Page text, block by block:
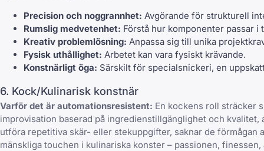
Precision och noggrannhet: Avgörande för strukturell
Rumslig medvetenhet: Förstå hur komponenter passar i
Kreativ problemlösning: Anpassa sig till unika
Fysisk uthållighet: Arbetet kan vara fysiskt krävande.
Konstnärligt öga: Särskilt för specialsnickeri, en
6. Kock/Kulinarisk konstnär
Varför det är automationsresistent: En kockens roll sträcker
improvisation baserad på ingredienstillgänglighet och
utföra repetitiva skär- eller stekuppgifter, saknar de förmågan
mänskliga touchen i kulinariska konster – passionen,